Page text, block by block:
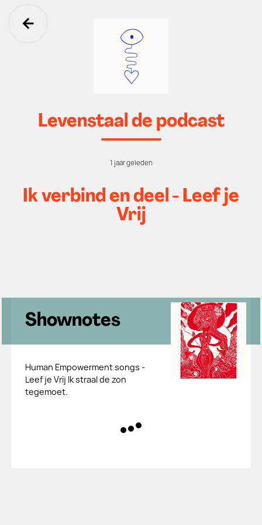
Ga terug
Levenstaal de podcast
1 jaar geleden
Ik verbind en deel - Leef je
Vrij
Shownotes
Human Empowerment songs -
Leef je Vrij Ik straal de zon
tegemoet.